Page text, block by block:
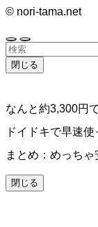
© nori-tama.net
閉じる
なんと約3,300円
ドイドキで早速
まとめ：めっち
閉じる